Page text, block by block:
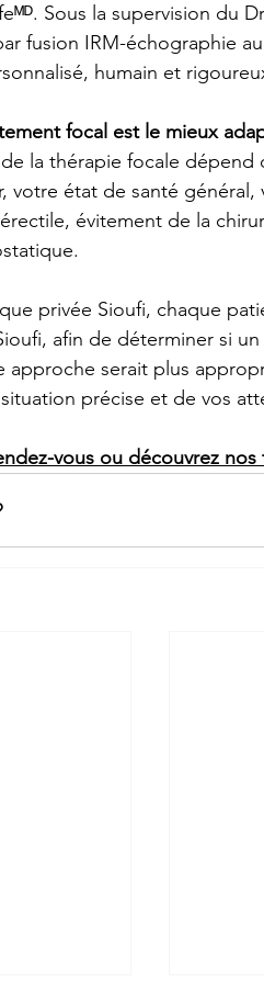
Sous la supervision du
fusion IRM-échographie
humain et
focal est le mieux
la thérapie focale
votre état de santé
évitement de la
privée Sioufi, chaque
, afin de déterminer si
approche serait plus
précise et de vos
vous ou découvrez